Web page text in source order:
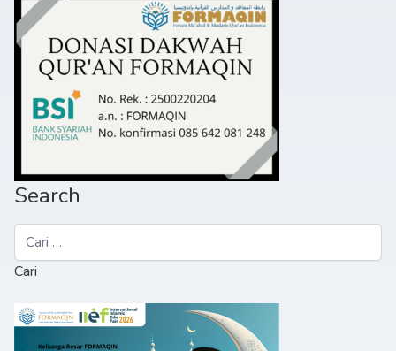
Search
Cari
untuk: